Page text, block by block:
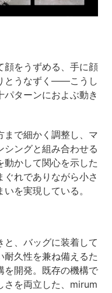
顔をうずめる、手に顔
とうなずく——こうし
ターンにおよぶ動き
まで細かく調整し、マ
シングと組み合わせる
動かして関心を示した
ぐれでありながら小さ
いを実現している。
と、バッグに装着して
久性を兼ね備えるた
を開発。既存の機構で
さを両立した、mirum